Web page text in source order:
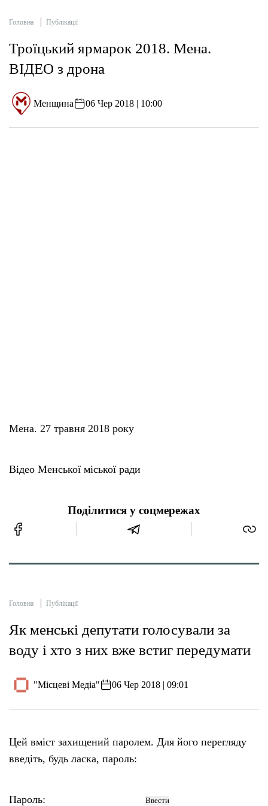
Головна Публікації
Троїцький ярмарок 2018. Мена.
ВІДЕО з дрона
Менщина 06 Чер 2018 | 10:00
Мена. 27 травня 2018 року
Відео Менської міської ради
Поділитися у соцмережах
Головна Публікації
Як менські депутати голосували за
воду і хто з них вже встиг передумати
"Місцеві Медіа" 06 Чер 2018 | 09:01
Цей вміст захищений паролем. Для його перегляду
введіть, будь ласка, пароль:
Пароль: